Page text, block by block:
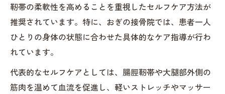
靭帯の柔軟性を高めることを重視したセルフケア方法が
推奨されています。特に、おぎの接骨院では、患者一人
ひとりの身体の状態に合わせた具体的なケア指導が行わ
れています。
代表的なセルフケアとしては、腸脛靭帯や大腿部外側の
筋肉を温めて血流を促進し、軽いストレッチやマッサー